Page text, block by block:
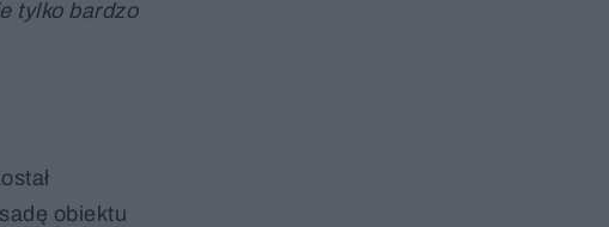
tylko bardzo
obiektu